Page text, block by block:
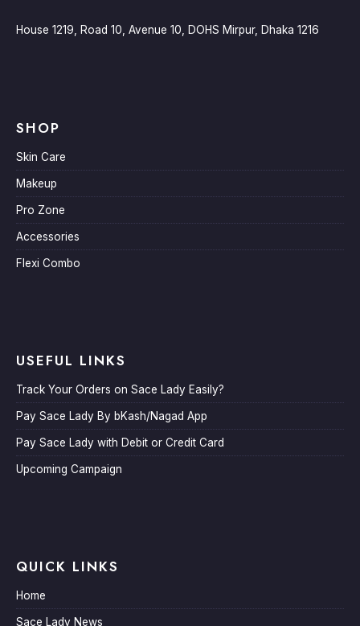
House 1219, Road 10, Avenue 10, DOHS Mirpur, Dhaka 1216
SHOP
Skin Care
Makeup
Pro Zone
Accessories
Flexi Combo
USEFUL LINKS
Track Your Orders on Sace Lady Easily?
Pay Sace Lady By bKash/Nagad App
Pay Sace Lady with Debit or Credit Card
Upcoming Campaign
QUICK LINKS
Home
Sace Lady News